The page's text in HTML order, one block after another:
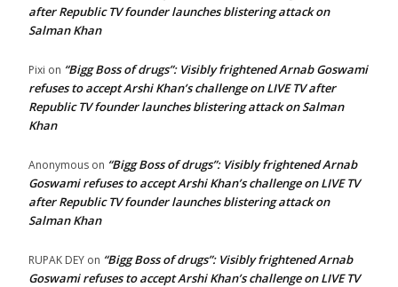
after Republic TV founder launches blistering attack on
Salman Khan
Pixi on “Bigg Boss of drugs”: Visibly frightened Arnab Goswami
refuses to accept Arshi Khan’s challenge on LIVE TV after
Republic TV founder launches blistering attack on Salman
Khan
Anonymous on “Bigg Boss of drugs”: Visibly frightened Arnab
Goswami refuses to accept Arshi Khan’s challenge on LIVE TV
after Republic TV founder launches blistering attack on
Salman Khan
RUPAK DEY on “Bigg Boss of drugs”: Visibly frightened Arnab
Goswami refuses to accept Arshi Khan’s challenge on LIVE TV